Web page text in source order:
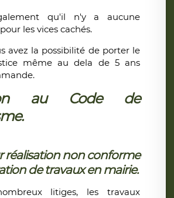
qu'il n'y a aucune
les vices cachés.
avez la possibilité de porter le
même au dela de 5 ans
au Code de
réalisation non conforme
de travaux en mairie.
litiges, les travaux